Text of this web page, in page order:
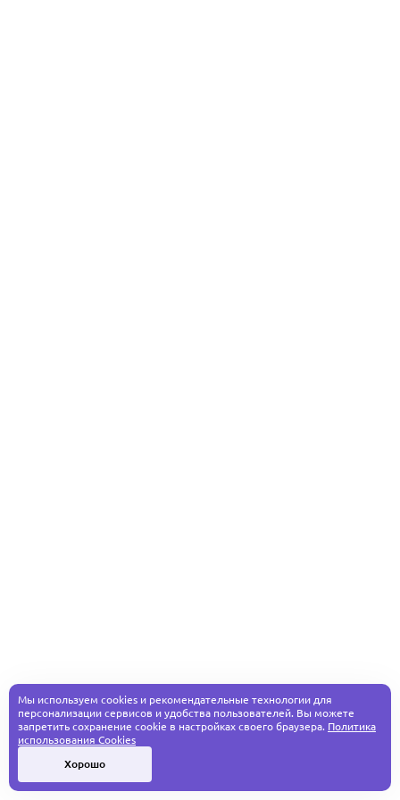
Мы используем cookies и рекомендательные технологии для
персонализации сервисов и удобства пользователей. Вы можете
запретить сохранение cookie в настройках своего браузера. Политика
использования Cookies
Хорошо